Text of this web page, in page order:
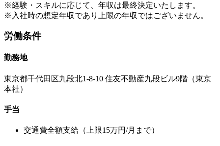
※経験・スキルに応じて、年収は最終決定いたします。
※入社時の想定年収であり上限の年収ではございません。
労働条件
勤務地
東京都千代田区九段北1-8-10 住友不動産九段ビル9階（東京
本社）
手当
交通費全額支給（上限15万円/月まで）